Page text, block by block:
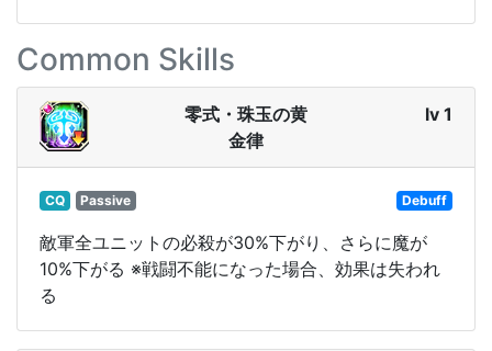
Common Skills
零式・珠玉の黄
金律
lv 1
CQ Passive Debuff
敵軍全ユニットの必殺が30%下がり、さらに魔が
10%下がる ※戦闘不能になった場合、効果は失われ
る